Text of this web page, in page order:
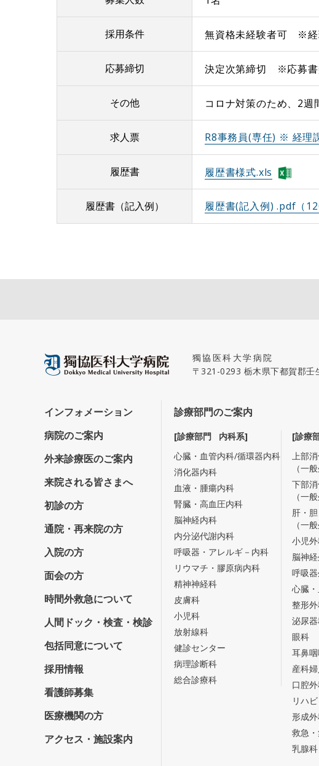
採用条件 無資格未経験者可 ※経
応募締切 決定次第締切 ※応募書
その他 コロナ対策のため、2週
求人票 R8事務員(専任) ※ 経理
履歴書 履歴書様式.xls
履歴書（記入例） 履歴書(記入例) .pdf（
獨協医科大学病院
〒321-0293 栃木県下都賀郡壬
インフォメーション
病院のご案内
外来診療医のご案内
来院される皆さまへ
初診の方
通院・再来院の方
入院の方
面会の方
時間外救急について
人間ドック・検査・検診
包括同意について
採用情報
看護師募集
医療機関の方
アクセス・施設案内
診療部門のご案内
[診療部門 内科系]
心臓・血管内科/循環器内科
消化器内科
血液・腫瘍内科
腎臓・高血圧内科
脳神経内科
内分泌代謝内科
呼吸器・アレルギ－内科
リウマチ・膠原病内科
精神神経科
皮膚科
小児科
放射線科
健診センター
病理診断科
総合診療科
[診療
上部
（一
下部
（一
肝・
（一
小児
脳神
呼吸
心臓
整形
泌尿
眼科
耳鼻
産科
口腔
リハ
形成
救急
乳腺科